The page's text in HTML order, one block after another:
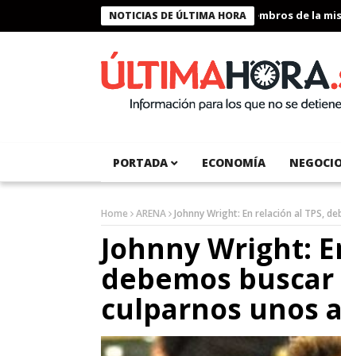
NOTICIAS DE ÚLTIMA HORA
Presidente Bukele condecora a miembros de la misión
PORTADA ECONOMÍA
Home ARENA Johnny Wright: En relación al TPS,
Johnny Wright:
debemos
culparnos unos